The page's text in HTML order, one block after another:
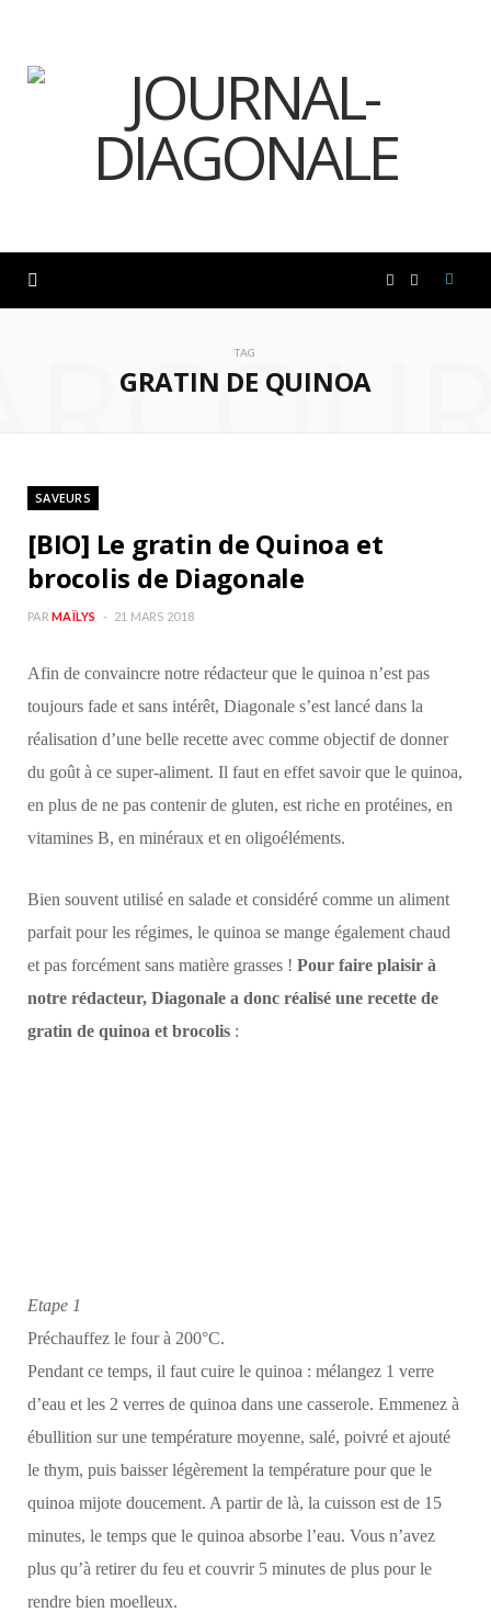
k a
TAG
GRATIN DE QUINOA
SAVEURS
[BIO] Le gratin de Quinoa et
brocolis de Diagonale
PAR MAÏLYS 21 MARS 2018
Afin de convaincre notre rédacteur que le quinoa n’est pas
toujours fade et sans intérêt, Diagonale s’est lancé dans la
réalisation d’une belle recette avec comme objectif de donner
du goût à ce super-aliment. Il faut en effet savoir que le quinoa,
en plus de ne pas contenir de gluten, est riche en protéines, en
vitamines B, en minéraux et en oligoéléments.
Bien souvent utilisé en salade et considéré comme un aliment
parfait pour les régimes, le quinoa se mange également chaud
et pas forcément sans matière grasses ! Pour faire plaisir à
notre rédacteur, Diagonale a donc réalisé une recette de
gratin de quinoa et brocolis :
Etape 1
Préchauffez le four à 200°C.
Pendant ce temps, il faut cuire le quinoa : mélangez 1 verre
d’eau et les 2 verres de quinoa dans une casserole. Emmenez à
ébullition sur une température moyenne, salé, poivré et ajouté
le thym, puis baisser légèrement la température pour que le
quinoa mijote doucement. A partir de là, la cuisson est de 15
minutes, le temps que le quinoa absorbe l’eau. Vous n’avez
plus qu’à retirer du feu et couvrir 5 minutes de plus pour le
rendre bien moelleux.